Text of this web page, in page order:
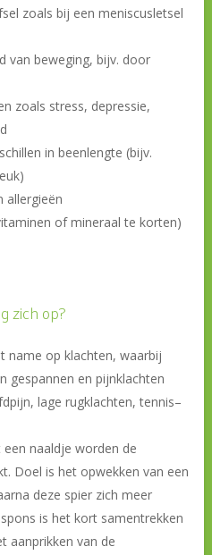
zoals bij een meniscusletsel
van beweging, bijv. door
zoals stress, depressie,
in beenlengte (bijv.
allergieën
of mineraal te korten)
zich op?
name op klachten, waarbij
gespannen en pijnklachten
lage rugklachten, tennis–
naaldje worden de
Doel is het opwekken van een
deze spier zich meer
is het kort samentrekken
aanprikken van de